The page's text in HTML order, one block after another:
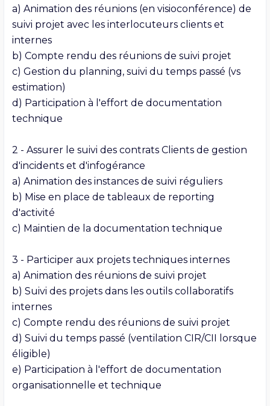
a) Animation des réunions (en visioconférence) de
suivi projet avec les interlocuteurs clients et
internes
b) Compte rendu des réunions de suivi projet
c) Gestion du planning, suivi du temps passé (vs
estimation)
d) Participation à l'effort de documentation
technique
2 - Assurer le suivi des contrats Clients de gestion
d'incidents et d'infogérance
a) Animation des instances de suivi réguliers
b) Mise en place de tableaux de reporting
d'activité
c) Maintien de la documentation technique
3 - Participer aux projets techniques internes
a) Animation des réunions de suivi projet
b) Suivi des projets dans les outils collaboratifs
internes
c) Compte rendu des réunions de suivi projet
d) Suivi du temps passé (ventilation CIR/CII lorsque
éligible)
e) Participation à l'effort de documentation
organisationnelle et technique